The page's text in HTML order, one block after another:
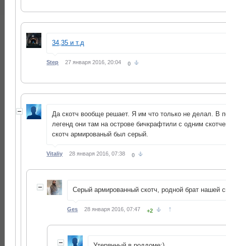
34,35 и т.д
Step 27 января 2016, 20:04 0
Да скотч вообще решает. Я им что только не делал. В
легенд они там на острове бичкрафтили с одним
скотч армированый был серый.
Vitaliy 28 января 2016, 07:38 0
Серый армированный скотч, родной брат нашей
Ges 28 января 2016, 07:47 +2 ↑